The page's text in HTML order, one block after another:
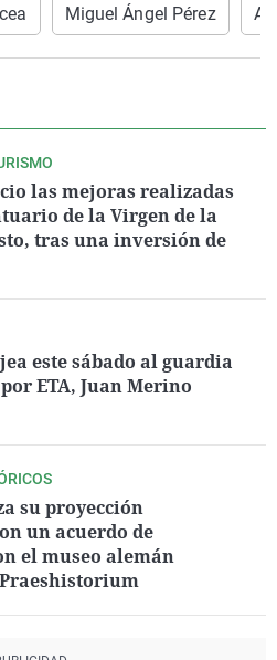
Miguel Ángel Pérez
las mejoras realizadas
de la Virgen de la
tras una inversión de
este sábado al guardia
ETA, Juan Merino
su proyección
un acuerdo de
el museo alemán